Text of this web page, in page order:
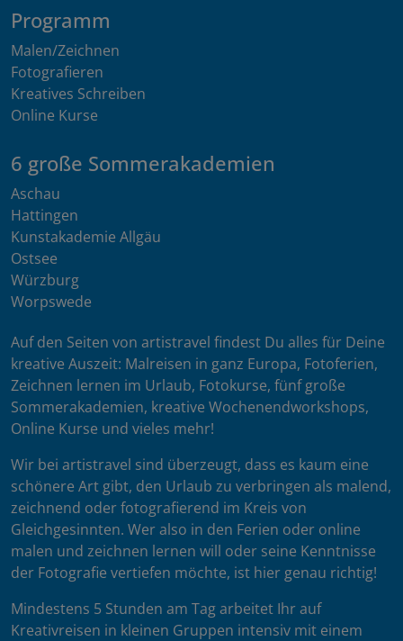
Programm
Malen/Zeichnen
Fotografieren
Kreatives Schreiben
Online Kurse
6 große Sommerakademien
Aschau
Hattingen
Kunstakademie Allgäu
Ostsee
Würzburg
Worpswede
Auf den Seiten von artistravel findest Du alles für Deine
kreative Auszeit: Malreisen in ganz Europa, Fotoferien,
Zeichnen lernen im Urlaub, Fotokurse, fünf große
Sommerakademien, kreative Wochenendworkshops,
Online Kurse und vieles mehr!
Wir bei artistravel sind überzeugt, dass es kaum eine
schönere Art gibt, den Urlaub zu verbringen als malend,
zeichnend oder fotografierend im Kreis von
Gleichgesinnten. Wer also in den Ferien oder online
malen und zeichnen lernen will oder seine Kenntnisse
der Fotografie vertiefen möchte, ist hier genau richtig!
Mindestens 5 Stunden am Tag arbeitet Ihr auf
Kreativreisen in kleinen Gruppen intensiv mit einem